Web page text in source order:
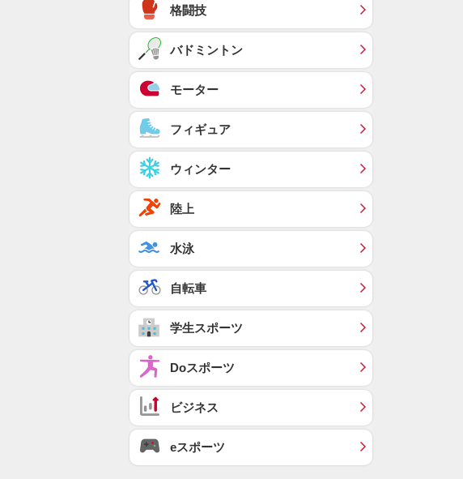
格闘技
バドミントン
モーター
フィギュア
ウィンター
陸上
水泳
自転車
学生スポーツ
Doスポーツ
ビジネス
eスポーツ